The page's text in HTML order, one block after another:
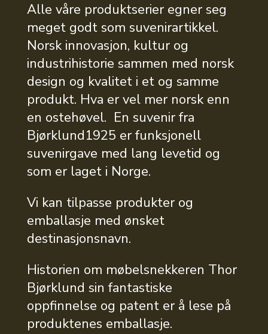
Alle våre produktserier egner seg
meget godt som suvenirartikkel.
Norsk innovasjon, kultur og
industrihistorie sammen med norsk
design og kvalitet i et og samme
produkt. Hva er vel mer norsk enn
en ostehøvel. En suvenir fra
Bjørklund1925 er funksjonell
suvenirgave med lang levetid og
som er laget i Norge.
Vi kan tilpasse produkter og
emballasje med ønsket
destinasjonsnavn.
Historien om møbelsnekkeren Thor
Bjørklund sin fantastiske
oppfinnelse og patent er å lese på
produktenes emballasje.